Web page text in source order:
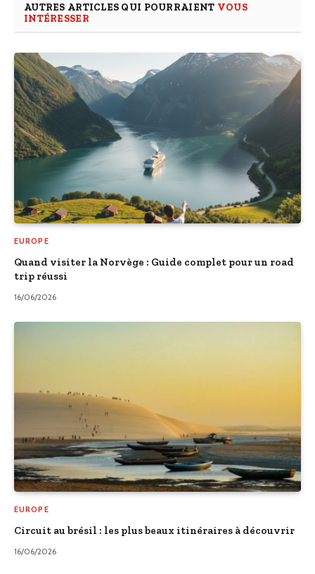
AUTRES ARTICLES QUI POURRAIENT VOUS
INTÉRESSER
EUROPE
Quand visiter la Norvège : Guide complet pour un road
trip réussi
16/06/2026
EUROPE
Circuit au brésil : les plus beaux itinéraires à découvrir
16/06/2026